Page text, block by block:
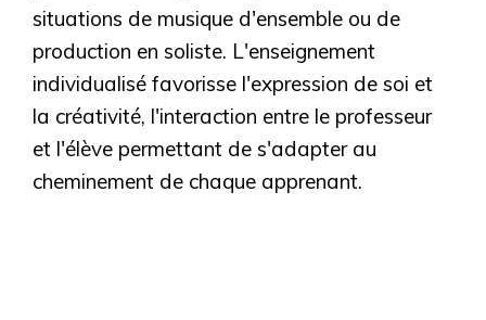
situations de musique d'ensemble ou de
production en soliste. L'enseignement
individualisé favorisse l'expression de soi et
la créativité, l'interaction entre le professeur
et l'élève permettant de s'adapter au
cheminement de chaque apprenant.